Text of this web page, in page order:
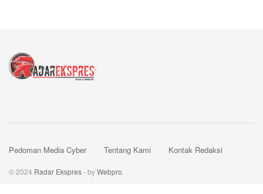
Pedoman Media Cyber Tentang Kami Kontak Redaksi
© 2024 Radar Ekspres- byWebpro